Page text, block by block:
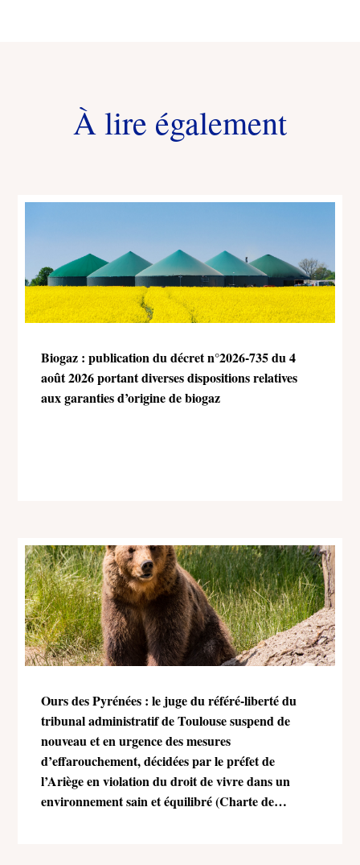
À lire également
Biogaz : publication du décret n°2026-735 du 4
août 2026 portant diverses dispositions relatives
aux garanties d’origine de biogaz
Ours des Pyrénées : le juge du référé-liberté du
tribunal administratif de Toulouse suspend de
nouveau et en urgence des mesures
d’effarouchement, décidées par le préfet de
l’Ariège en violation du droit de vivre dans un
environnement sain et équilibré (Charte de